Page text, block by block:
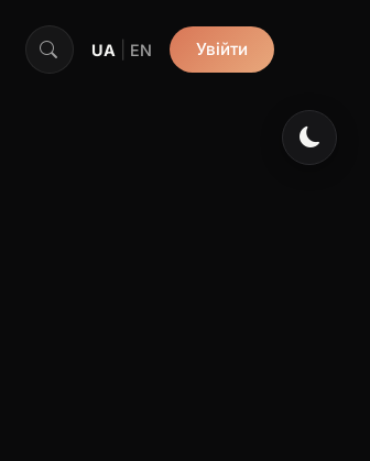
UA EN Увійти